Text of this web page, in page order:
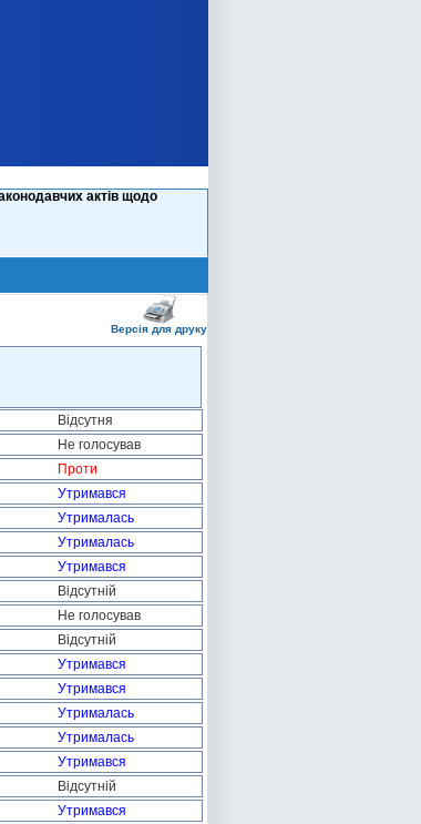
актів щодо
Версія для друку
Відсутня
Не голосував
Проти
Утримався
Утрималась
Утрималась
Утримався
Відсутній
Не голосував
Відсутній
Утримався
Утримався
Утрималась
Утрималась
Утримався
Відсутній
Утримався